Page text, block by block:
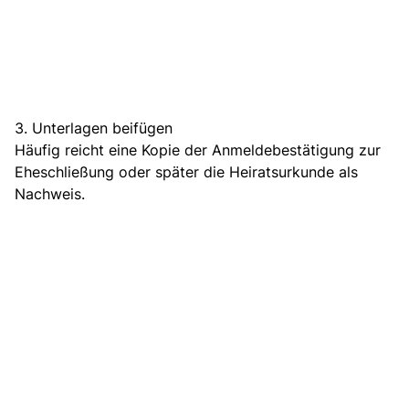
3. Unterlagen beifügen
Häufig reicht eine Kopie der Anmeldebestätigung zur
Eheschließung oder später die Heiratsurkunde als
Nachweis.